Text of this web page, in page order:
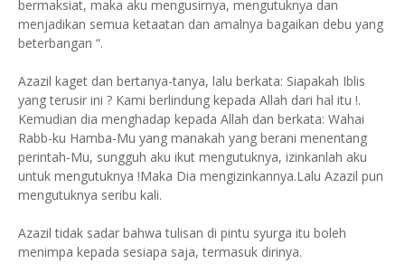
bermaksiat, maka aku mengusirnya, mengutuknya dan
menjadikan semua ketaatan dan amalnya bagaikan debu yang
beterbangan “.
Azazil kaget dan bertanya-tanya, lalu berkata: Siapakah Iblis
yang terusir ini ? Kami berlindung kepada Allah dari hal itu !.
Kemudian dia menghadap kepada Allah dan berkata: Wahai
Rabb-ku Hamba-Mu yang manakah yang berani menentang
perintah-Mu, sungguh aku ikut mengutuknya, izinkanlah aku
untuk mengutuknya !Maka Dia mengizinkannya.Lalu Azazil pun
mengutuknya seribu kali.
Azazil tidak sadar bahwa tulisan di pintu syurga itu boleh
menimpa kepada sesiapa saja, termasuk dirinya.